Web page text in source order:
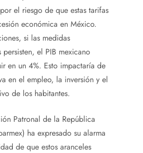
el riesgo de que estas tarifas
económica en México.
si las medidas
persisten, el PIB mexicano
en un 4%. Esto impactaría de
en el empleo, la inversión y el
de los habitantes.
Patronal de la República
ha expresado su alarma
de que estos aranceles